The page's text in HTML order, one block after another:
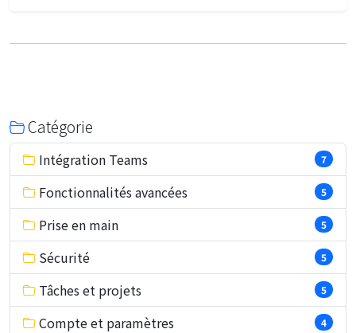
Catégorie
Intégration Teams 7
Fonctionnalités avancées 5
Prise en main 5
Sécurité 5
Tâches et projets 5
Compte et paramètres 4